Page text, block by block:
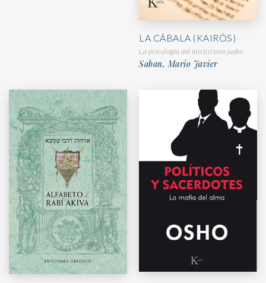
LA CÁBALA (KAIRÓS)
La psicología del misticismo judío
Saban, Mario Javier